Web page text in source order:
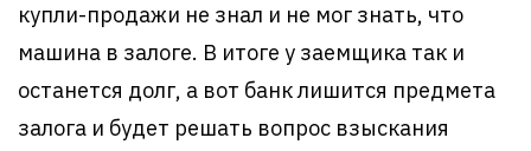
купли-продажи не знал и не мог знать, что
машина в залоге. В итоге у заемщика так и
останется долг, а вот банк лишится предмета
залога и будет решать вопрос взыскания